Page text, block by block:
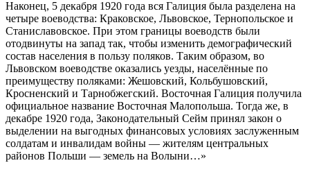
Наконец, 5 декабря 1920 года вся Галиция была разделена на
четыре воеводства: Краковское, Львовское, Тернопольское и
Станиславовское. При этом границы воеводств были
отодвинуты на запад так, чтобы изменить демографический
состав населения в пользу поляков. Таким образом, во
Львовском воеводстве оказались уезды, населённые по
преимуществу поляками: Жешовский, Кольбушовский,
Кросненский и Тарнобжегский. Восточная Галиция получила
официальное название Восточная Малопольша. Тогда же, в
декабре 1920 года, Законодательный Сейм принял закон о
выделении на выгодных финансовых условиях заслуженным
солдатам и инвалидам войны — жителям центральных
районов Польши — земель на Волыни…»